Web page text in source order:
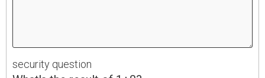
security question